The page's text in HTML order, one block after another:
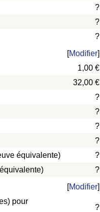
?
?
?
[Modifier]
1,00 €
32,00 €
?
?
?
?
équivalente)
?
?
[Modifier]
pour
?